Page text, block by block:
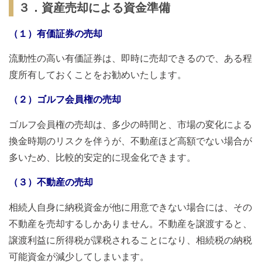
３．資産売却による資金準備
（１）有価証券の売却
流動性の高い有価証券は、即時に売却できるので、ある程
度所有しておくことをお勧めいたします。
（２）ゴルフ会員権の売却
ゴルフ会員権の売却は、多少の時間と、市場の変化による
換金時期のリスクを伴うが、不動産ほど高額でない場合が
多いため、比較的安定的に現金化できます。
（３）不動産の売却
相続人自身に納税資金が他に用意できない場合には、その
不動産を売却するしかありません。不動産を譲渡すると、
譲渡利益に所得税が課税されることになり、相続税の納税
可能資金が減少してしまいます。